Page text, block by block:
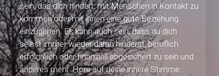
sein, das dich hindert, mit Menschen in Kontakt zu
kommen oder mit ihnen eine gute Beziehung
einzugehen. Es kann auch sein, dass du dich
selbst immer wieder daran hinderst, beruflich
erfolgreich oder finanziell abgesichert zu sein und
anderes mehr. Höre auf deine innere Stimme.